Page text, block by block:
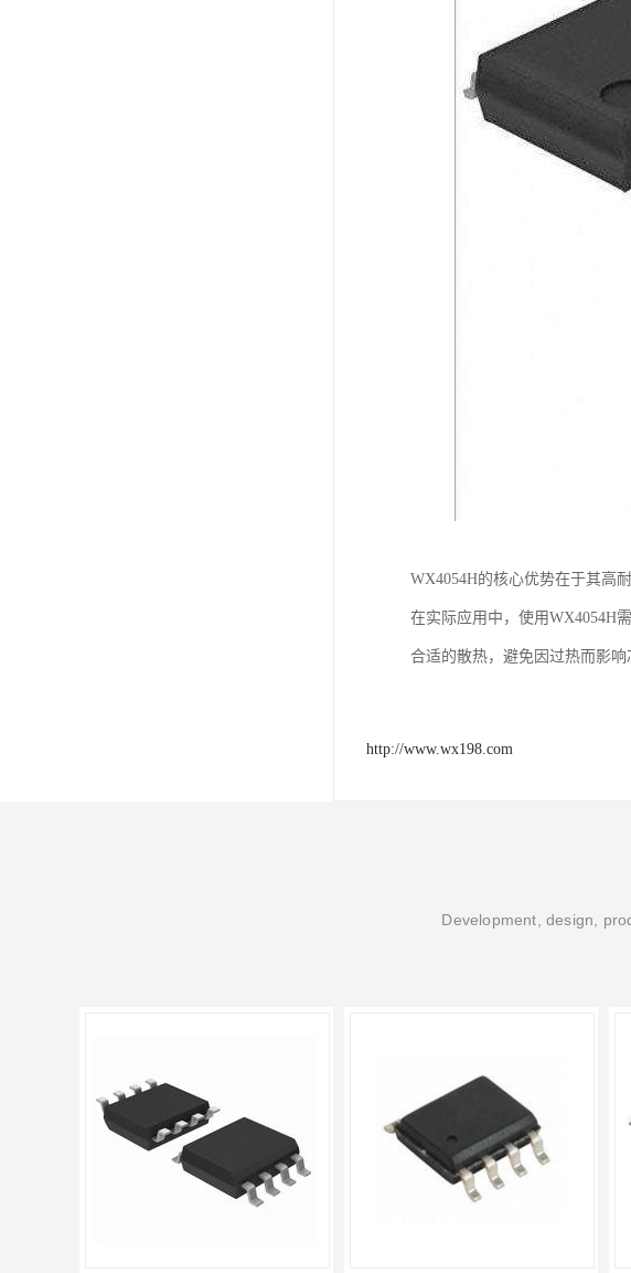
WX4054H的核心优势在于其高
在实际应用中，使用WX4054H
合适的散热，避免因过热而影
http://www.wx198.com
Development, design,